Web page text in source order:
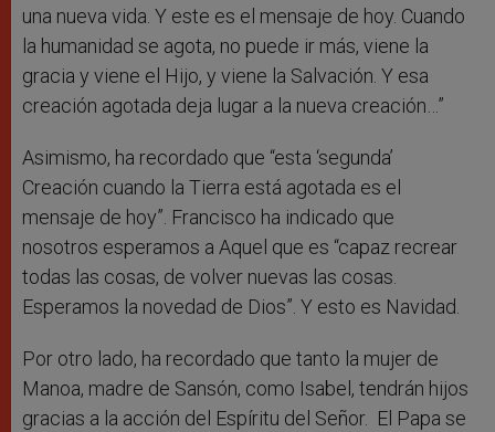
una nueva vida. Y este es el mensaje de hoy. Cuando
la humanidad se agota, no puede ir más, viene la
gracia y viene el Hijo, y viene la Salvación. Y esa
creación agotada deja lugar a la nueva creación…”
Asimismo, ha recordado que “esta ‘segunda’
Creación cuando la Tierra está agotada es el
mensaje de hoy”. Francisco ha indicado que
nosotros esperamos a Aquel que es “capaz recrear
todas las cosas, de volver nuevas las cosas.
Esperamos la novedad de Dios”. Y esto es Navidad.
Por otro lado, ha recordado que tanto la mujer de
Manoa, madre de Sansón, como Isabel, tendrán hijos
gracias a la acción del Espíritu del Señor. El Papa se